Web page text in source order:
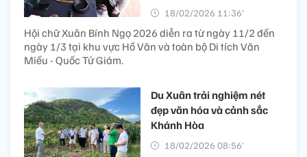
18/02/2026 11:36’
Hội chữ Xuân Bính Ngọ 2026 diễn ra từ ngày 11/2 đến
ngày 1/3 tại khu vực Hồ Văn và toàn bộ Di tích Văn
Miếu - Quốc Tử Giám.
Du Xuân trải nghiệm nét
đẹp văn hóa và cảnh sắc
Khánh Hòa
18/02/2026 08:56’